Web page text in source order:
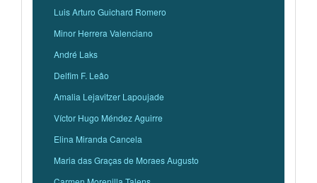
Luis Arturo Guichard Romero
Minor Herrera Valenciano
André Laks
Delfim F. Leâo
Amalia Lejavitzer Lapoujade
Víctor Hugo Méndez Aguirre
Elina Miranda Cancela
Maria das Graças de Moraes Augusto